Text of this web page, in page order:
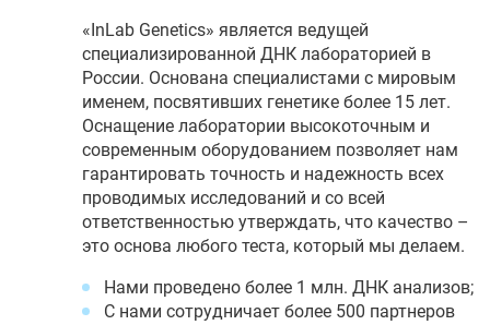
«InLab Genetics» является ведущей
специализированной ДНК лабораторией в
России. Основана специалистами с мировым
именем, посвятивших генетике более 15 лет.
Оснащение лаборатории высокоточным и
современным оборудованием позволяет нам
гарантировать точность и надежность всех
проводимых исследований и со всей
ответственностью утверждать, что качество –
это основа любого теста, который мы делаем.
Нами проведено более 1 млн. ДНК анализов;
С нами сотрудничает более 500 партнеров